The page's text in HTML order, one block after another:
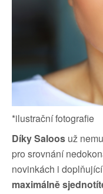
*ilustrační fotografie
Díky Saloos už
pro srovnání
novinkách i
maximálně